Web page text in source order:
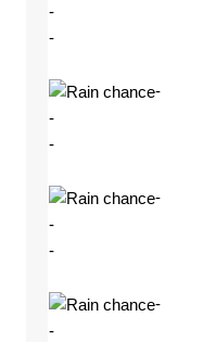
-
-
-
-
-
-
-
-
-
-